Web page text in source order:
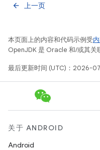
上一页
arrow_back
本页面上的内容和代码示例受
OpenJDK 是 Oracle 和/或其关
最后更新时间 (UTC)：2026-
关于 ANDROID
Android